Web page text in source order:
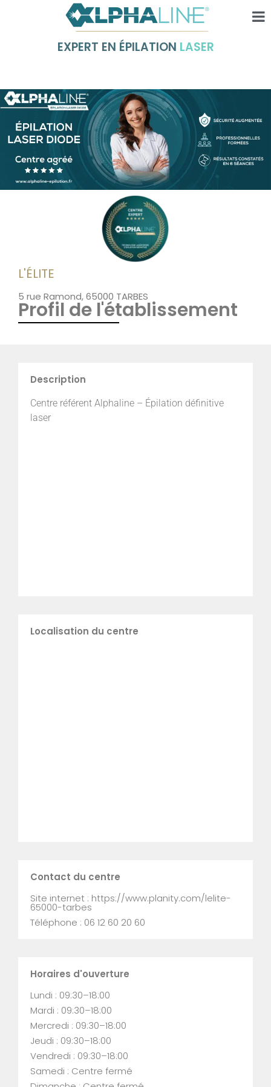
EXPERT EN ÉPILATION LASER
L'ÉLITE
5 rue Ramond, 65000 TARBES
Profil de l'établissement
Description
Centre référent Alphaline – Épilation définitive
laser
Localisation du centre
Contact du centre
Site internet : https://www.planity.com/lelite-
65000-tarbes
Téléphone : 06 12 60 20 60
Horaires d'ouverture
Lundi : 09:30–18:00
Mardi : 09:30–18:00
Mercredi : 09:30–18:00
Jeudi : 09:30–18:00
Vendredi : 09:30–18:00
Samedi : Centre fermé